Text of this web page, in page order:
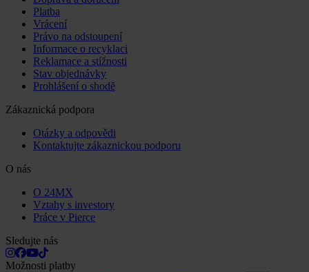
Platba
Vrácení
Právo na odstoupení
Informace o recyklaci
Reklamace a stížnosti
Stav objednávky
Prohlášení o shodě
Zákaznická podpora
Otázky a odpovědi
Kontaktujte zákaznickou podporu
O nás
O 24MX
Vztahy s investory
Práce v Pierce
Sledujte nás
Možnosti platby